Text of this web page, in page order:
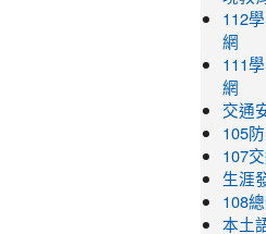
112
網
111
網
交通
105
107
生涯
108
本土